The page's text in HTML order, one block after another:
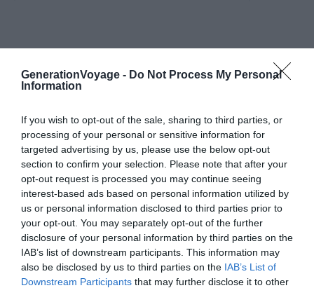
GenerationVoyage - Do Not Process My Personal
Information
If you wish to opt-out of the sale, sharing to third parties, or
processing of your personal or sensitive information for
targeted advertising by us, please use the below opt-out
section to confirm your selection. Please note that after your
opt-out request is processed you may continue seeing
interest-based ads based on personal information utilized by
us or personal information disclosed to third parties prior to
your opt-out. You may separately opt-out of the further
disclosure of your personal information by third parties on the
IAB’s list of downstream participants. This information may
also be disclosed by us to third parties on the IAB’s List of
Downstream Participants that may further disclose it to other
Les 13 plus beaux endroits à
visiter en Arménie
Pour aller plus loin
Inspiration
Découvertes
Arménie : Initiation au pays des merveilles
Le 2 mai 2025
Par Yann Losseau